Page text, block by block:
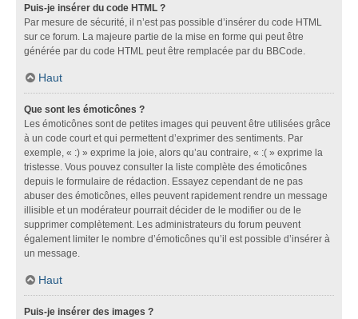
Puis-je insérer du code HTML ?
Par mesure de sécurité, il n’est pas possible d’insérer du code HTML
sur ce forum. La majeure partie de la mise en forme qui peut être
générée par du code HTML peut être remplacée par du BBCode.
Haut
Que sont les émoticônes ?
Les émoticônes sont de petites images qui peuvent être utilisées grâce
à un code court et qui permettent d’exprimer des sentiments. Par
exemple, « :) » exprime la joie, alors qu’au contraire, « :( » exprime la
tristesse. Vous pouvez consulter la liste complète des émoticônes
depuis le formulaire de rédaction. Essayez cependant de ne pas
abuser des émoticônes, elles peuvent rapidement rendre un message
illisible et un modérateur pourrait décider de le modifier ou de le
supprimer complètement. Les administrateurs du forum peuvent
également limiter le nombre d’émoticônes qu’il est possible d’insérer à
un message.
Haut
Puis-je insérer des images ?